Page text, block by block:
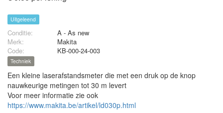
Uitgeleend
Conditie:
A - As new
Merk:
Makita
Code:
KB-000-24-003
Techniek
Een kleine laserafstandsmeter die met een druk op de knop
nauwkeurige metingen tot 30 m levert
Voor meer informatie zie ook
https://www.makita.be/artikel/ld030p.html